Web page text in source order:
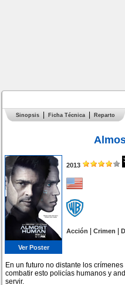
Sinopsis Ficha Técnica Reparto
Ver Poster
2013
Acción |Crimen |
En un futuro no distante los
combatir esto policías humanos y
servir.